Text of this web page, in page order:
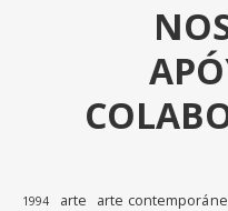
1994 arte arte